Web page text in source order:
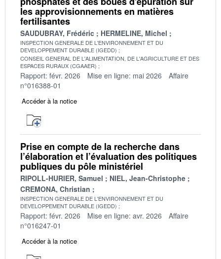
les approvisionnements en matières
fertilisantes
SAUDUBRAY, Frédéric HERMELINE, Michel
INSPECTION GENERALE DE L'ENVIRONNEMENT ET DU
DEVELOPPEMENT DURABLE (IGEDD)
CONSEIL GENERAL DE L'ALIMENTATION, DE L'AGRICULTURE ET DES
ESPACES RURAUX (CGAAER)
Rapport: févr. 2026 Mise en ligne: mai 2026
Affaire
n°016388-01
Accéder à la notice
Prise en compte de la recherche dans
l’élaboration et l’évaluation des politiques
publiques du pôle ministériel
RIPOLL-HURIER, Samuel
NIEL, Jean-Christophe
CREMONA, Christian
INSPECTION GENERALE DE L'ENVIRONNEMENT ET DU
DEVELOPPEMENT DURABLE (IGEDD)
Rapport: févr. 2026 Mise en ligne: avr. 2026
Affaire
n°016247-01
Accéder à la notice